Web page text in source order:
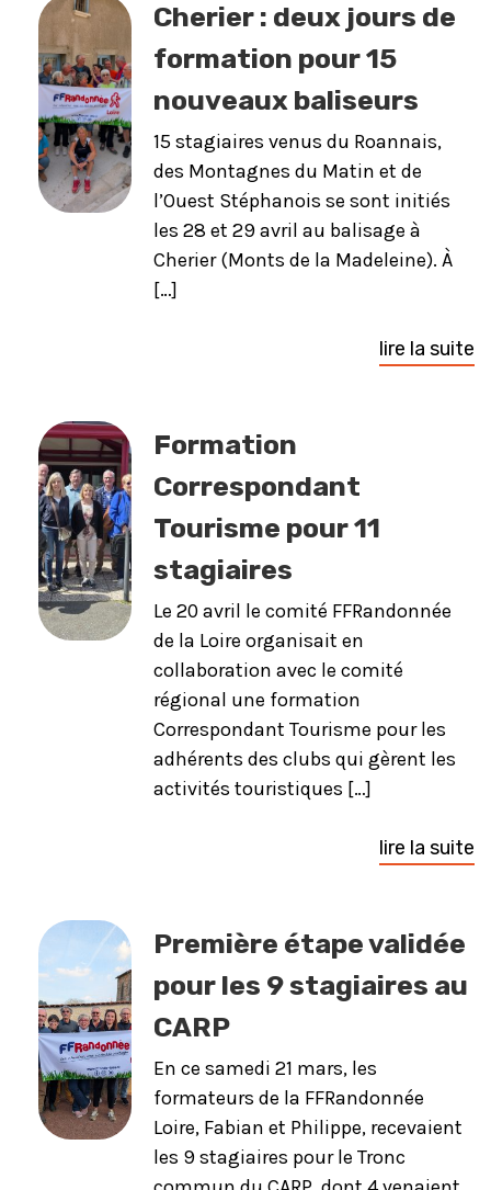
Cherier : deux jours de
formation pour 15
nouveaux baliseurs
15 stagiaires venus du Roannais,
des Montagnes du Matin et de
l’Ouest Stéphanois se sont initiés
les 28 et 29 avril au balisage à
Cherier (Monts de la Madeleine). À
[…]
lire la suite
Formation
Correspondant
Tourisme pour 11
stagiaires
Le 20 avril le comité FFRandonnée
de la Loire organisait en
collaboration avec le comité
régional une formation
Correspondant Tourisme pour les
adhérents des clubs qui gèrent les
activités touristiques […]
lire la suite
Première étape validée
pour les 9 stagiaires au
CARP
En ce samedi 21 mars, les
formateurs de la FFRandonnée
Loire, Fabian et Philippe, recevaient
les 9 stagiaires pour le Tronc